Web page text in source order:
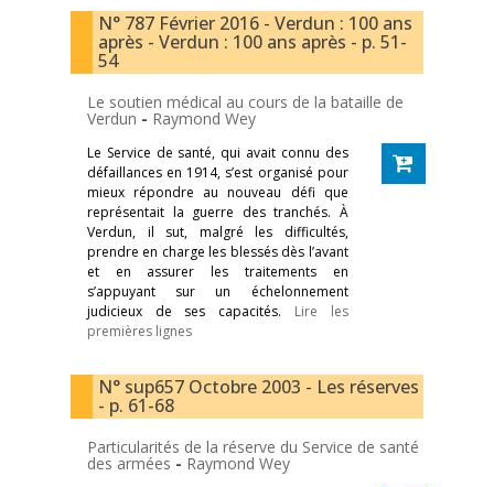
N° 787 Février 2016 - Verdun : 100 ans
après - Verdun : 100 ans après - p. 51-
54
Le soutien médical au cours de la bataille de
Verdun - Raymond Wey
Le Service de santé, qui avait connu des
défaillances en 1914, s’est organisé pour
mieux répondre au nouveau défi que
représentait la guerre des tranchés. À
Verdun, il sut, malgré les difficultés,
prendre en charge les blessés dès l’avant
et en assurer les traitements en
s’appuyant sur un échelonnement
judicieux de ses capacités. Lire les
premières lignes
N° sup657 Octobre 2003 - Les réserves
- p. 61-68
Particularités de la réserve du Service de santé
des armées - Raymond Wey